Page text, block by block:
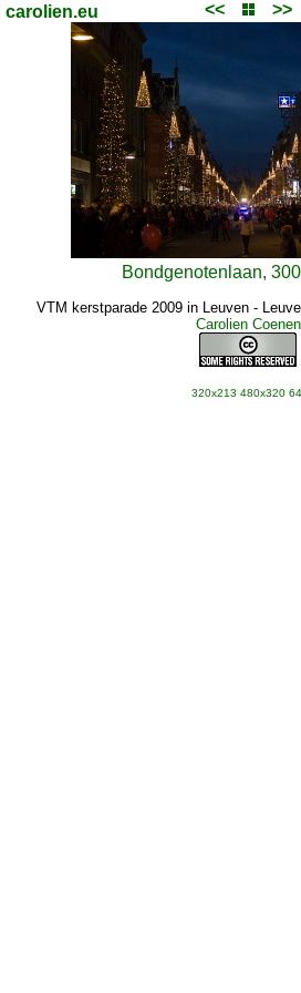
carolien.eu << >>
Bondgenotenlaan,
VTM kerstparade 2009 in Leuven -
Carolien Coenen
320x213 480x320